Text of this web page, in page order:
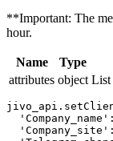
**Important: The
hour.
Name Type
attributes object List